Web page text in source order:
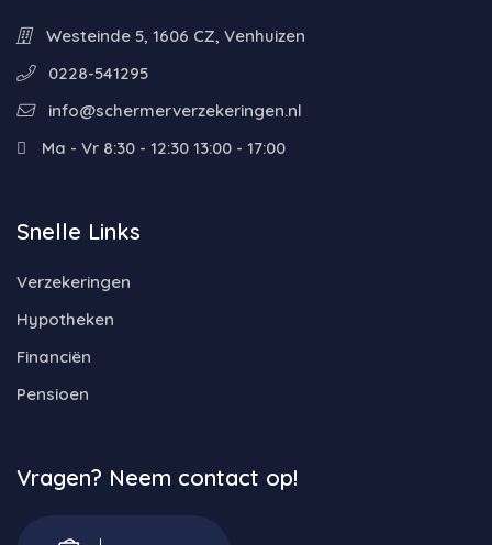
Westeinde 5, 1606 CZ, Venhuizen
0228-541295
info@schermerverzekeringen.nl
Ma - Vr 8:30 - 12:30 13:00 - 17:00
Snelle Links
Verzekeringen
Hypotheken
Financiën
Pensioen
Vragen? Neem contact op!